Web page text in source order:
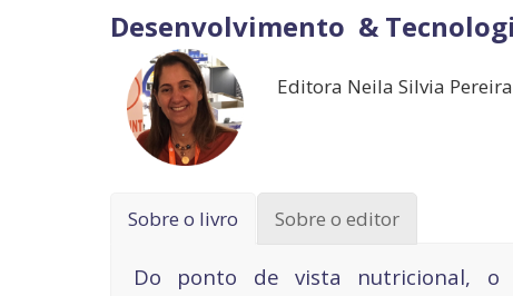
Desenvolvimento &
Editora Neila Silvia
Sobre o livro Sobre o editor
Do ponto de vista nutricional,